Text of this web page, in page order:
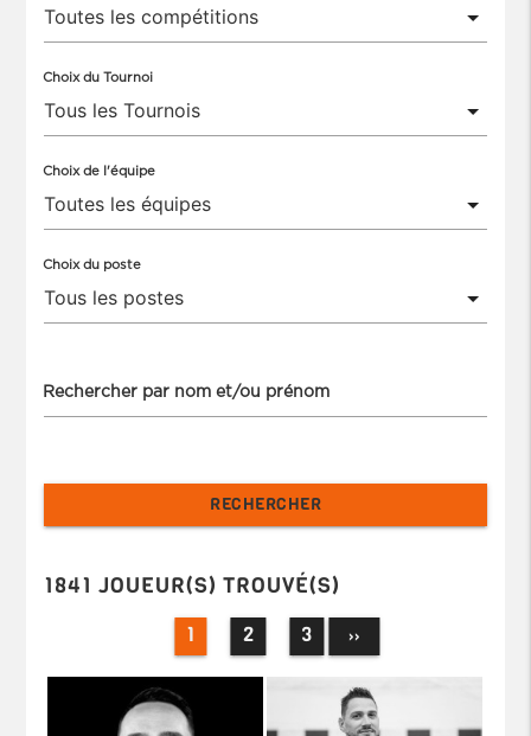
Choix du Tournoi
Choix de l'équipe
Choix du poste
Rechercher par nom et/ou prénom
1841 JOUEUR(S) TROUVÉ(S)
1 2 3 ››